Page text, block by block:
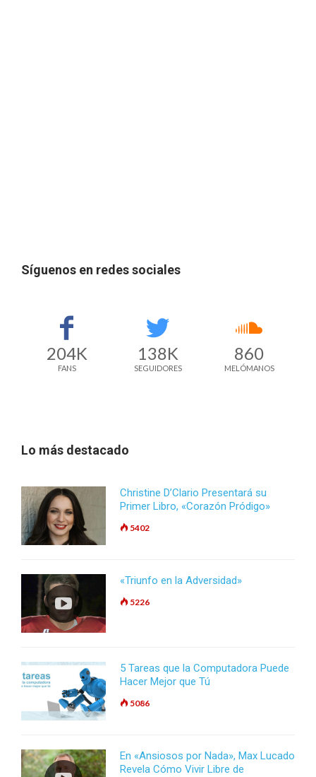
Síguenos en redes sociales
204K
FANS
138K
SEGUIDORES
860
MELÓMANOS
Lo más destacado
Christine D’Clario Presentará su
Primer Libro, «Corazón Pródigo»
5402
«Triunfo en la Adversidad»
5226
5 Tareas que la Computadora Puede
Hacer Mejor que Tú
5086
En «Ansiosos por Nada», Max Lucado
Revela Cómo Vivir Libre de